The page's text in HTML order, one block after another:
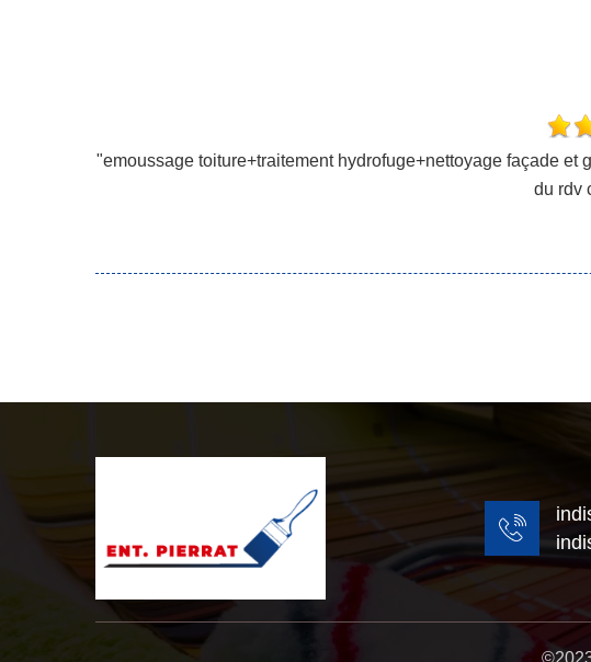
"emoussage toiture+traitement hydrofuge+nettoyage façade
du rdv